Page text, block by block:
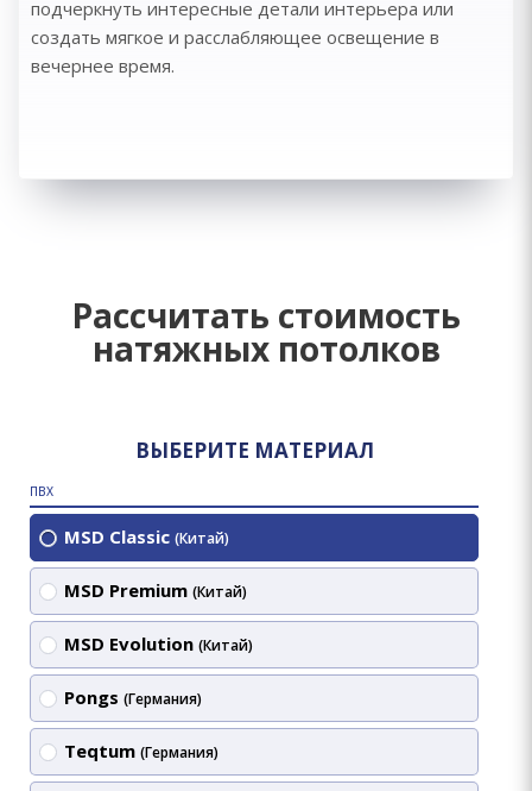
подчеркнуть интересные детали интерьера или
создать мягкое и расслабляющее освещение в
вечернее время.
Рассчитать стоимость
натяжных потолков
ВЫБЕРИТЕ МАТЕРИАЛ
ПВХ
MSD Classic (Китай)
MSD Premium (Китай)
MSD Evolution (Китай)
Pongs (Германия)
Teqtum (Германия)